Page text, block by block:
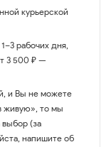
курьерской
рабочих дня,
3 500 ₽ —
и Вы не можете
живую», то мы
(за
напишите об